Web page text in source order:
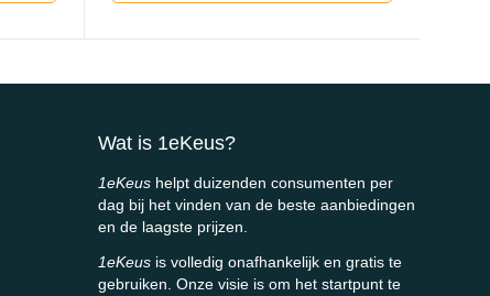
Wat is 1eKeus?
1eKeus helpt duizenden consumenten per
dag bij het vinden van de beste aanbiedingen
en de laagste prijzen.
1eKeus is volledig onafhankelijk en gratis te
gebruiken. Onze visie is om het startpunt te